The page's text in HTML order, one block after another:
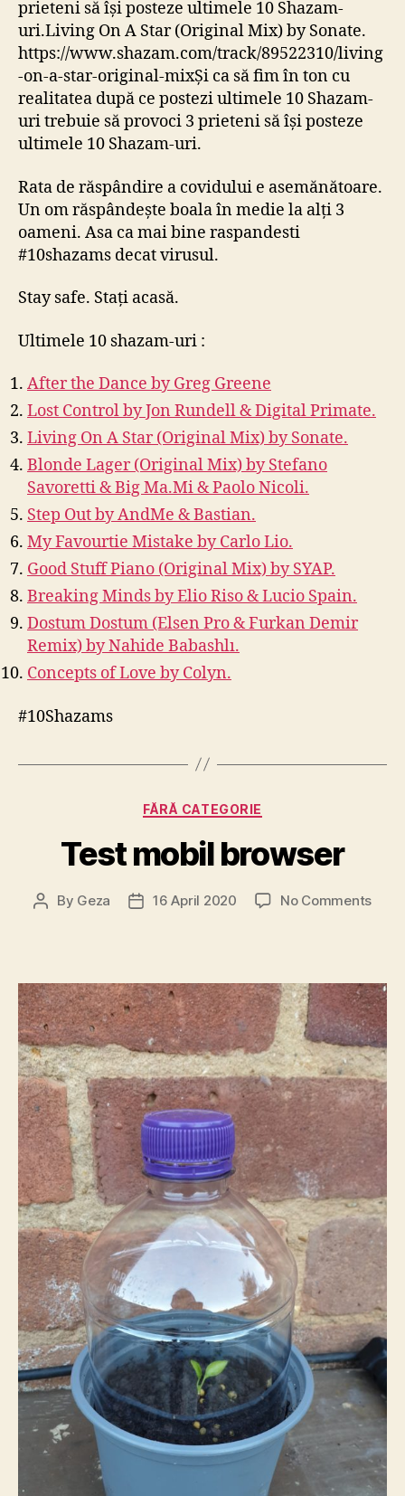
prieteni să își posteze ultimele 10 Shazam-
uri.Living On A Star (Original Mix) by Sonate.
https://www.shazam.com/track/89522310/living
-on-a-star-original-mixȘi ca să fim în ton cu
realitatea după ce postezi ultimele 10 Shazam-
uri trebuie să provoci 3 prieteni să își posteze
ultimele 10 Shazam-uri.
Rata de răspândire a covidului e asemănătoare.
Un om răspândește boala în medie la alți 3
oameni. Asa ca mai bine raspandesti
#10shazams decat virusul.
Stay safe. Stați acasă.
Ultimele 10 shazam-uri :
After the Dance by Greg Greene
Lost Control by Jon Rundell & Digital Primate.
Living On A Star (Original Mix) by Sonate.
Blonde Lager (Original Mix) by Stefano
Savoretti & Big Ma.Mi & Paolo Nicoli.
Step Out by AndMe & Bastian.
My Favourtie Mistake by Carlo Lio.
Good Stuff Piano (Original Mix) by SYAP.
Breaking Minds by Elio Riso & Lucio Spain.
Dostum Dostum (Elsen Pro & Furkan Demir
Remix) by Nahide Babashlı.
Concepts of Love by Colyn.
#10Shazams
Categories
FĂRĂ CATEGORIE
Test mobil browser
Post
By Geza
Post16 April 2020 No Commentson